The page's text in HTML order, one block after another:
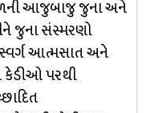
આજુબાજુ જુના અને
જુના સંસ્મરણો
આત્મસાત અને
કેડીઓ પરથી